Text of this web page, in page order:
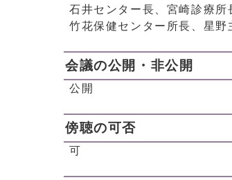
石井センター長、宮崎診療所
竹花保健センター所長、星野
会議の公開・非公開
公開
傍聴の可否
可